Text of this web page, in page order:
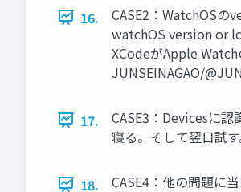
16.
CASE2：WatchOS
watchOS version or
XCodeがApple
JUNSEINAGAO/
17.
CASE3：Devicesに
寝る。そして翌日試
18.
CASE4：他の問題に